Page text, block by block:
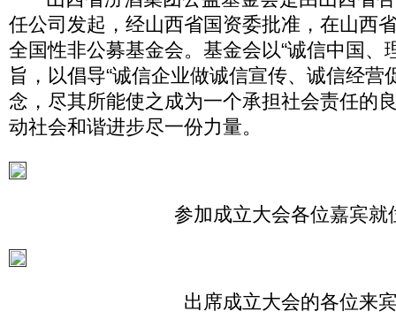
任公司发起，经山西省国资委批准，在山西
全国性非公募基金会。基金会以“诚信中国、
旨，以倡导“诚信企业做诚信宣传、诚信经营
念，尽其所能使之成为一个承担社会责任的
动社会和谐进步尽一份力量。
参加成立大会各位嘉宾就
出席成立大会的各位来